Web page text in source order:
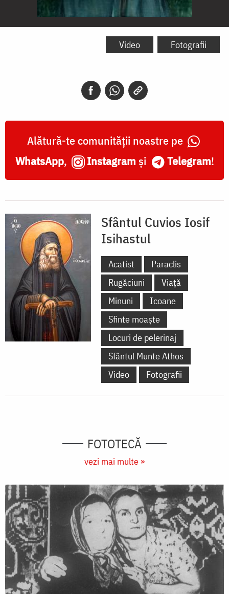
Gheron
Video Fotografii
Alătură-te comunității noastre pe
WhatsApp, Instagram și Telegram!
Sfântul Cuvios Iosif
Isihastul
Acatist
Paraclis
Rugăciuni
Viață
Minuni
Icoane
Sfinte moaște
Locuri de pelerinaj
Sfântul Munte Athos
Video
Fotografii
FOTOTECĂ
vezi mai multe »